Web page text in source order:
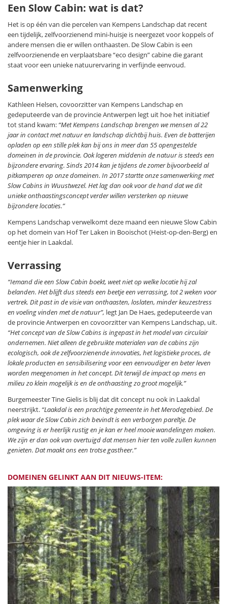
Een Slow Cabin: wat is dat?
Het is op één van die percelen van Kempens Landschap dat recent
een tijdelijk, zelfvoorzienend mini-huisje is neergezet voor koppels of
andere mensen die er willen onthaasten. De Slow Cabin is een
zelfvoorzienende en verplaatsbare “eco design” cabine die garant
staat voor een unieke natuurervaring in verfijnde eenvoud.
Samenwerking
Kathleen Helsen, covoorzitter van Kempens Landschap en
gedeputeerde van de provincie Antwerpen legt uit hoe het initiatief
tot stand kwam: “Met Kempens Landschap brengen we mensen al 22
jaar in contact met natuur en landschap dichtbij huis. Even de batterijen
opladen op een stille plek kan bij ons in meer dan 55 opengestelde
domeinen in de provincie. Ook logeren middenin de natuur is steeds een
bijzondere ervaring. Sinds 2014 kan je tijdens de zomer bijvoorbeeld al
pitkamperen op onze domeinen. In 2017 startte onze samenwerking met
Slow Cabins in Wuustwezel. Het lag dan ook voor de hand dat we dit
unieke onthaastingsconcept verder willen versterken op nieuwe
bijzondere locaties.”
Kempens Landschap verwelkomt deze maand een nieuwe Slow Cabin
op het domein van Hof Ter Laken in Booischot (Heist-op-den-Berg) en
eentje hier in Laakdal.
Verrassing
“Iemand die een Slow Cabin boekt, weet niet op welke locatie hij zal
belanden. Het blijft dus steeds een beetje een verrassing, tot 2 weken voor
vertrek. Dit past in de visie van onthaasten, loslaten, minder keuzestress
en voeling vinden met de natuur”, legt Jan De Haes, gedeputeerde van
de provincie Antwerpen en covoorzitter van Kempens Landschap, uit.
“Het concept van de Slow Cabins is ingepast in het model van circulair
ondernemen. Niet alleen de gebruikte materialen van de cabins zijn
ecologisch, ook de zelfvoorzienende innovaties, het logistieke proces, de
lokale producten en sensibilisering voor een eenvoudiger en beter leven
worden meegenomen in het concept. Dit terwijl de impact op mens en
milieu zo klein mogelijk is en de onthaasting zo groot mogelijk.”
Burgemeester Tine Gielis is blij dat dit concept nu ook in Laakdal
neerstrijkt. “Laakdal is een prachtige gemeente in het Merodegebied. De
plek waar de Slow Cabin zich bevindt is een verborgen pareltje. De
omgeving is er heerlijk rustig en je kan er heel mooie wandelingen maken.
We zijn er dan ook van overtuigd dat mensen hier ten volle zullen kunnen
genieten. Dat maakt ons een trotse gastheer.”
DOMEINEN GELINKT AAN DIT NIEUWS-ITEM: